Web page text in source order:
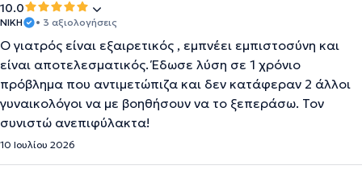
10.0
ΝΙΚΗ • 3 αξιολογήσεις
Ο γιατρός είναι εξαιρετικός , εμπνέει εμπιστοσύνη και
είναι αποτελεσματικός. Έδωσε λύση σε 1 χρόνιο
πρόβλημα που αντιμετώπιζα και δεν κατάφεραν 2 άλλοι
γυναικολόγοι να με βοηθήσουν να το ξεπεράσω. Τον
συνιστώ ανεπιφύλακτα!
10 Ιουλίου 2026